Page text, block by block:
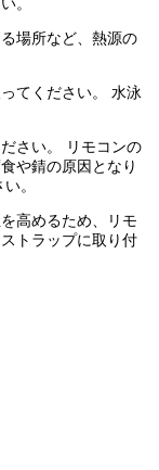
。
場所など、熱源の
てください。 水泳
さい。 リモコンの
や錆の原因となり
。
高めるため、リモ
トラップに取り付